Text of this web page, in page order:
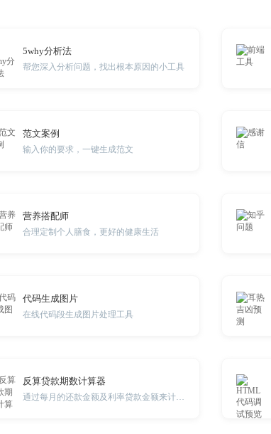
5why分析法
帮您深入分析问题，找出根本原因的小工具
范文案例
输入你的要求，一键生成范文
营养搭配师
合理定制个人膳食，更好的健康生活
代码生成图片
在线代码段生成图片处理工具
反算贷款期数计算器